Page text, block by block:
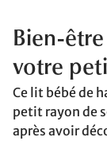
Bien-
votre
Ce lit bébé de
petit rayon de
après avoir